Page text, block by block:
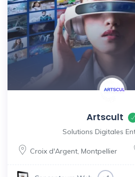
Artscult
Solutions Digitales
Croix d'Argent, Montpellier